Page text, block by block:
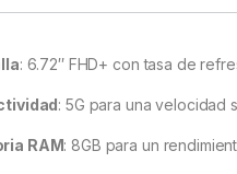
: 6.72″ FHD+ con tasa de
: 5G para una velocidad
RAM: 8GB para un